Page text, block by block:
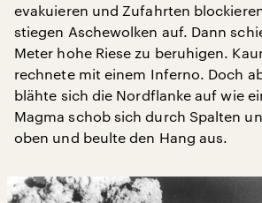
evakuieren und Zufahrten
stiegen Aschewolken auf. Dann
Meter hohe Riese zu beruhigen.
rechnete mit einem Inferno. Doch
blähte sich die Nordflanke auf wie
Magma schob sich durch Spalten
oben und beulte den Hang aus.